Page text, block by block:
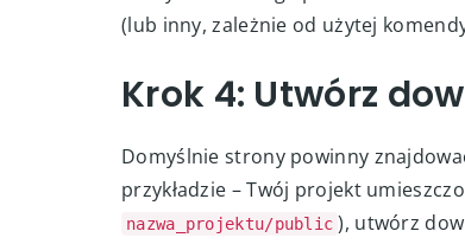
korzystamy z PHP 8.2:
php82 composer . phar create-
Po wykonaniu tego polecenia w
(lub inny, zależnie od użytej